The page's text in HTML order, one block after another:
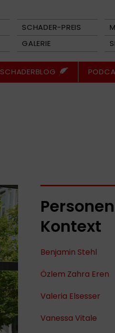
SCHADER-PREIS
GALERIE
SCHADERBLOG
Kontext
Benjamin Stehl
Özlem Zahra Eren
Valeria Elsesser
Vanessa Vitale